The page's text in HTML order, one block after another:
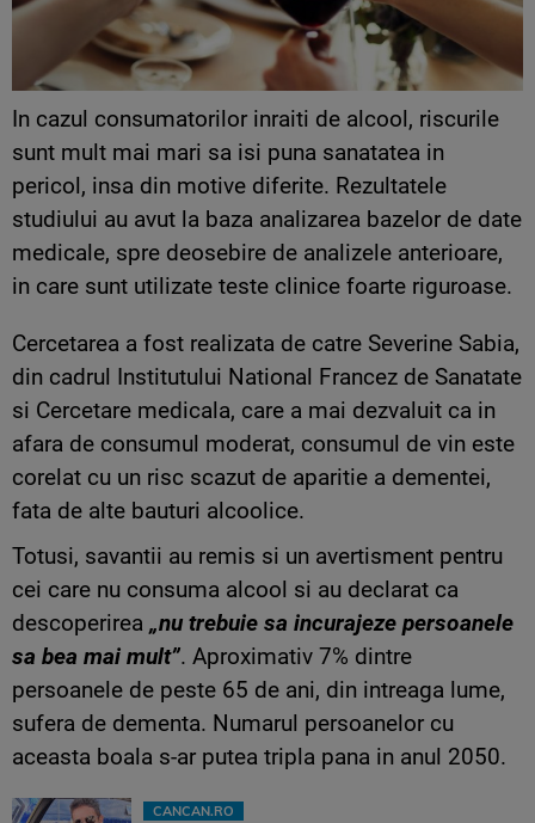
In cazul consumatorilor inraiti de alcool, riscurile
sunt mult mai mari sa isi puna sanatatea in
pericol, insa din motive diferite. Rezultatele
studiului au avut la baza analizarea bazelor de date
medicale, spre deosebire de analizele anterioare,
in care sunt utilizate teste clinice foarte riguroase.
Cercetarea a fost realizata de catre Severine Sabia,
din cadrul Institutului National Francez de Sanatate
si Cercetare medicala, care a mai dezvaluit ca in
afara de consumul moderat, consumul de vin este
corelat cu un risc scazut de aparitie a dementei,
fata de alte bauturi alcoolice.
Totusi, savantii au remis si un avertisment pentru
cei care nu consuma alcool si au declarat ca
descoperirea „nu trebuie sa incurajeze persoanele
sa bea mai mult”. Aproximativ 7% dintre
persoanele de peste 65 de ani, din intreaga lume,
sufera de dementa. Numarul persoanelor cu
aceasta boala s-ar putea tripla pana in anul 2050.
CANCAN.RO